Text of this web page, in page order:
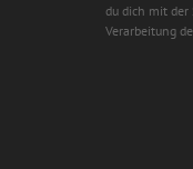
du dich mit der
Verarbeitung